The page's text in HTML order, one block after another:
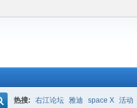
热搜: 右江论坛 雅迪 space X 活动